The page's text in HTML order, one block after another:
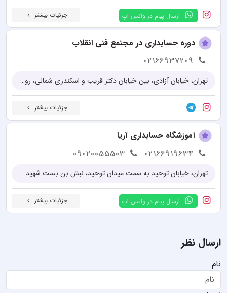
ارسال پیام در واتس اپ جزئیات بیشتر
دوره حسابداری در مجتمع فنی انقلاب
02166937209
تهران، خیابان آزادی، بین خیابان دکتر قریب و اسکندری شمالی، روبروی پارک اوستا، پلاک 145
جزئیات بیشتر
آموزشگاه حسابداری آریا
02166919634
09020055503
تهران، خیابان توحید به سمت میدان توحید، نبش بن بست شهید حاج رضایی، پلاک ۷۵، واحد ۲
ارسال پیام در واتس اپ جزئیات بیشتر
ارسال نظر
نام